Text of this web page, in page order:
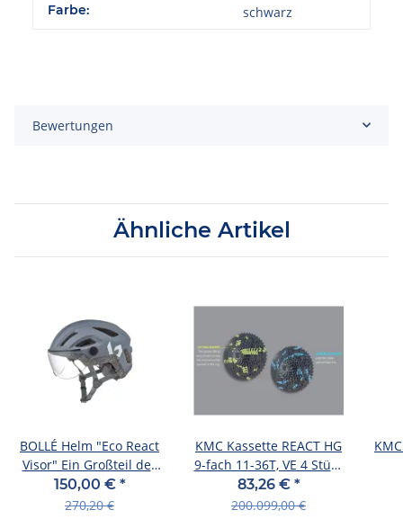
Farbe: schwarz
Bewertungen
Ähnliche Artikel
BOLLÉ Helm "Eco React
Visor" Ein Großteil des
Helm matte cool gre
150,00 € *
270,20 €
KMC Kassette REACT HG
9-fach 11-36T, VE 4 Stück
Werkstattpackung
83,26 € *
200.099,00 €